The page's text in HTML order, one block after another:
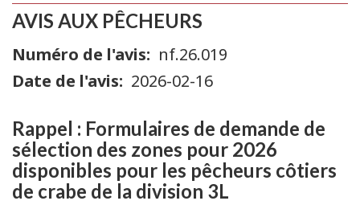
AVIS AUX PÊCHEURS
Numéro de l'avis
nf.26.019
Date de l'avis
2026-02-16
Rappel : Formulaires de demande de
sélection des zones pour 2026
disponibles pour les pêcheurs côtiers
de crabe de la division 3L